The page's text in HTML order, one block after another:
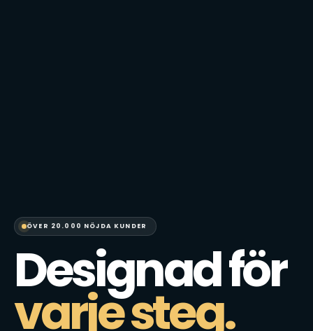
ÖVER 20.000 NÖJDA KUNDER
Designad för
varje steg.